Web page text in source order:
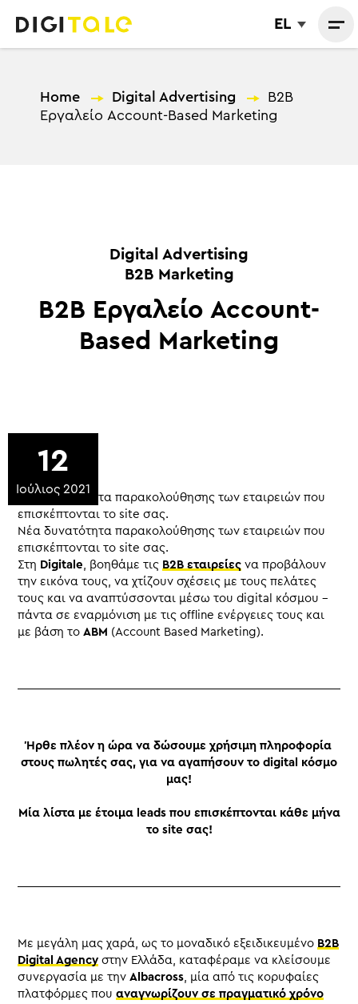
EL
Home — Digital Advertising —
B2B
Εργαλείο Account-Based Marketing
Digital Advertising
B2B Marketing
B2B Εργαλείο Account-
Based Marketing
12
Ιούλιος 2021
Νέα δυνατότητα παρακολούθησης των εταιρειών που
επισκέπτονται το site σας.
Νέα δυνατότητα παρακολούθησης των εταιρειών που
επισκέπτονται το site σας.
Στη Digitale, βοηθάμε τις B2B εταιρείες να προβάλουν
την εικόνα τους, να χτίζουν σχέσεις με τους πελάτες
τους και να αναπτύσσονται μέσω τoυ digital κόσμου –
πάντα σε εναρμόνιση με τις offline ενέργειες τους και
με βάση τοABM (Account Based Marketing).
Ήρθε πλέον η ώρα να δώσουμε χρήσιμη πληροφορία
στους πωλητές σας, για να αγαπήσουν το digital κόσμο
μας!
Μία λίστα με έτοιμα leads που επισκέπτονται κάθε μήνα
το site σας!
Με μεγάλη μας χαρά, ως το μοναδικό εξειδικευμένο B2B
Digital Agency στην Ελλάδα, καταφέραμε να κλείσουμε
συνεργασία με τηνAlbacross, μία από τις κορυφαίες
πλατφόρμες πουαναγνωρίζουν σε πραγματικό χρόνο